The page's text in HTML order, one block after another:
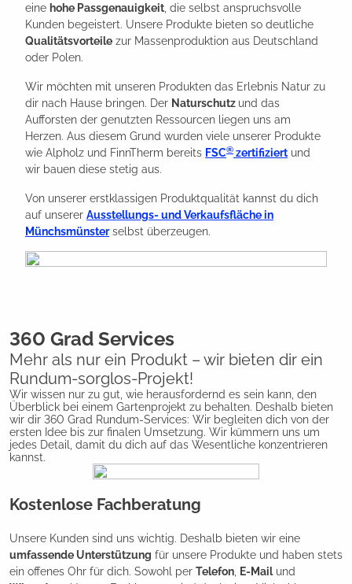
eine hohe Passgenauigkeit , die selbst anspruchsvolle
Kunden begeistert. Unsere Produkte bieten so deutliche
Qualitätsvorteile zur Massenproduktion aus Deutschland
oder Polen.
Wir möchten mit unseren Produkten das Erlebnis Natur zu
dir nach Hause bringen. Der Naturschutz und das
Aufforsten der genutzten Ressourcen liegen uns am
Herzen. Aus diesem Grund wurden viele unserer Produkte
wie Alpholz und FinnTherm bereits FSC® zertifiziert und
wir bauen diese stetig aus.
Von unserer erstklassigen Produktqualität kannst du dich
auf unserer Ausstellungs- und Verkaufsfläche in
Münchsmünsterselbst überzeugen.
360 Grad Services
Mehr als nur ein Produkt – wir bieten dir ein
Rundum-sorglos-Projekt!
Wir wissen nur zu gut, wie herausfordernd es sein kann, den
Überblick bei einem Gartenprojekt zu behalten. Deshalb bieten
wir dir 360 Grad Rundum-Services: Wir begleiten dich von der
ersten Idee bis zur finalen Umsetzung. Wir kümmern uns um
jedes Detail, damit du dich auf das Wesentliche konzentrieren
kannst.
Kostenlose Fachberatung
Unsere Kunden sind uns wichtig. Deshalb bieten wir eine
umfassende Unterstützung für unsere Produkte und haben stets
ein offenes Ohr für dich. Sowohl per Telefon E-Mailund